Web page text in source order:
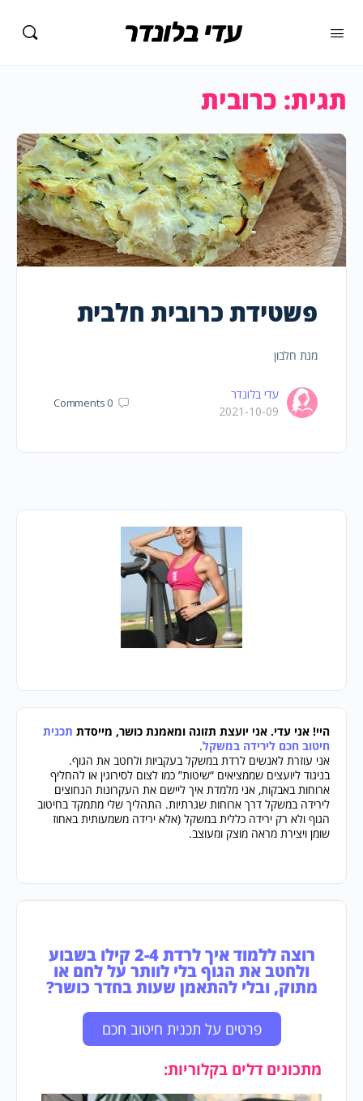
תגית: כרובית
פשטידת כרובית חלבית
מנת חלבון
עדי בלונדר
2021-10-09
0
Comments
היי! אני עדי. אני יועצת תזונה ומאמנת כושר, מייסדת תכנית
חיטוב חכם לירידה במשקל.
אני עוזרת לאנשים לרדת במשקל בעקביות ולחטב את הגוף.
בניגוד ליועצים שממציאים “שיטות” כמו לצום לסירוגין או להחליף
ארוחות באבקות, אני מלמדת איך ליישם את העקרונות הנחוצים
לירידה במשקל דרך ארוחות שגרתיות. התהליך שלי מתמקד בחיטוב
הגוף ולא רק ירידה כללית במשקל (אלא ירידה משמעותית באחוז
שומן ויצירת מראה מוצק ומעוצב.
רוצה ללמוד איך לרדת 2-4 קילו בשבוע
ולחטב את הגוף בלי לוותר על לחם או
מתוק, ובלי להתאמן שעות בחדר כושר?
פרטים על תכנית חיטוב חכם
מתכונים דלים בקלוריות: